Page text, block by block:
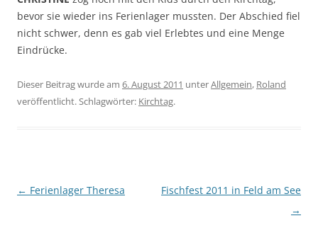
bevor sie wieder ins Ferienlager mussten. Der Abschied fiel
nicht schwer, denn es gab viel Erlebtes und eine Menge
Eindrücke.
Dieser Beitrag wurde am 6. August 2011 unterAllgemein, Roland
veröffentlicht. Schlagwörter: Kirchtag.
Beitragsnavigation
← Ferienlager Theresa
Fischfest 2011 in Feld am See
→